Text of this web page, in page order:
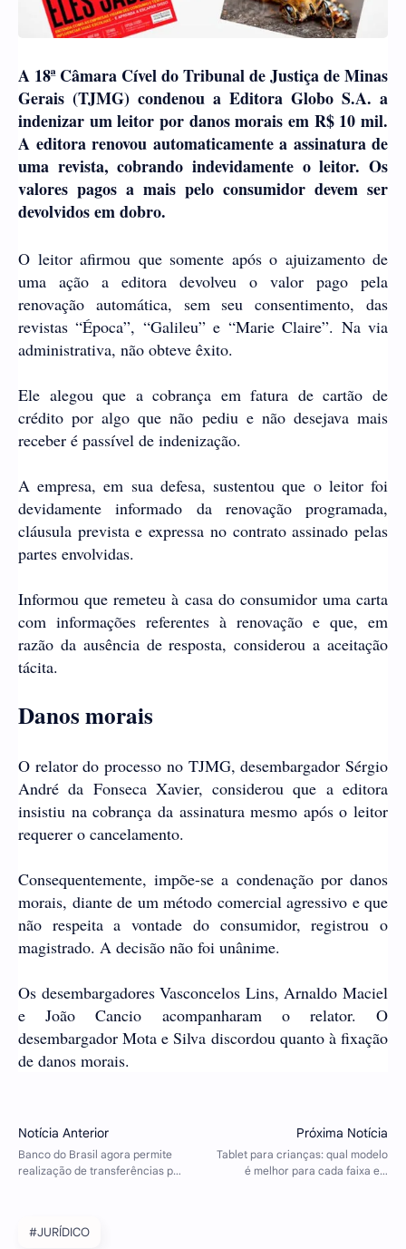
A 18ª Câmara Cível do Tribunal de Justiça de Minas
Gerais (TJMG) condenou a Editora Globo S.A. a
indenizar um leitor por danos morais em R$ 10 mil.
A editora renovou automaticamente a assinatura de
uma revista, cobrando indevidamente o leitor. Os
valores pagos a mais pelo consumidor devem ser
devolvidos em dobro.
O leitor afirmou que somente após o ajuizamento de
uma ação a editora devolveu o valor pago pela
renovação automática, sem seu consentimento, das
revistas “Época”, “Galileu” e “Marie Claire”. Na via
administrativa, não obteve êxito.
Ele alegou que a cobrança em fatura de cartão de
crédito por algo que não pediu e não desejava mais
receber é passível de indenização.
A empresa, em sua defesa, sustentou que o leitor foi
devidamente informado da renovação programada,
cláusula prevista e expressa no contrato assinado pelas
partes envolvidas.
Informou que remeteu à casa do consumidor uma carta
com informações referentes à renovação e que, em
razão da ausência de resposta, considerou a aceitação
tácita.
Danos morais
O relator do processo no TJMG, desembargador Sérgio
André da Fonseca Xavier, considerou que a editora
insistiu na cobrança da assinatura mesmo após o leitor
requerer o cancelamento.
Consequentemente, impõe-se a condenação por danos
morais, diante de um método comercial agressivo e que
não respeita a vontade do consumidor, registrou o
magistrado. A decisão não foi unânime.
Os desembargadores Vasconcelos Lins, Arnaldo Maciel
e João Cancio acompanharam o relator. O
desembargador Mota e Silva discordou quanto à fixação
de danos morais.
#JURÍDICO